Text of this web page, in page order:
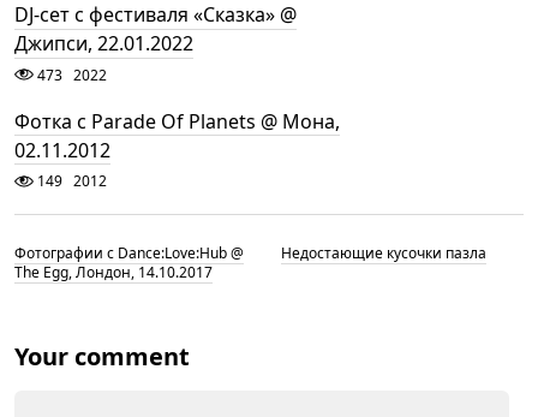
DJ-сет с фестиваля «Сказка» @
Джипси, 22.01.2022
473 2022
Фотка с Parade Of Planets @ Мона,
02.11.2012
149 2012
Фотографии с Dance:Love:Hub @
The Egg, Лондон, 14.10.2017
Недостающие кусочки пазла
Your comment